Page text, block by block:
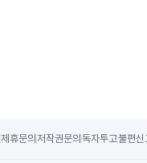
제휴문의 저작권문의 독자투고불편신